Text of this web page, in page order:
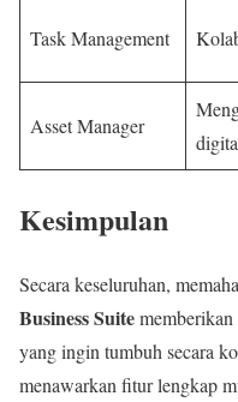
Task Management
Asset Manager
Kesimpulan
Secara keseluruhan,
Business Suite
yang ingin tumbuh secara
menawarkan fitur lengkap